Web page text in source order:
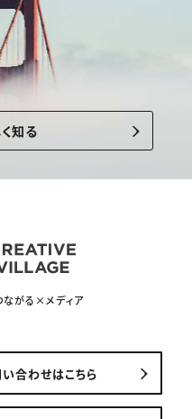
知る
ながる×メディア
合わせはこちら